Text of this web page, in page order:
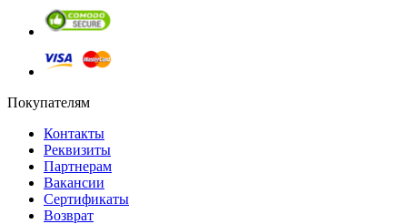
Покупателям
Контакты
Реквизиты
Партнерам
Вакансии
Сертификаты
Возврат